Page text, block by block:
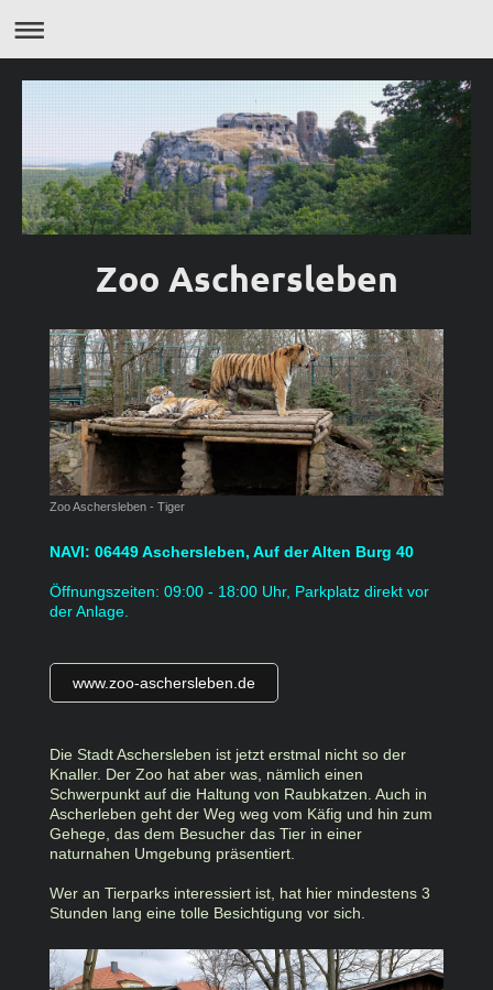
Zoo Aschersleben
Zoo Aschersleben - Tiger
NAVI: 06449 Aschersleben, Auf der Alten Burg 40
Öffnungszeiten: 09:00 - 18:00 Uhr, Parkplatz direkt vor
der Anlage.
www.zoo-aschersleben.de
Die Stadt Aschersleben ist jetzt erstmal nicht so der
Knaller. Der Zoo hat aber was, nämlich einen
Schwerpunkt auf die Haltung von Raubkatzen. Auch in
Ascherleben geht der Weg weg vom Käfig und hin zum
Gehege, das dem Besucher das Tier in einer
naturnahen Umgebung präsentiert.
Wer an Tierparks interessiert ist, hat hier mindestens 3
Stunden lang eine tolle Besichtigung vor sich.